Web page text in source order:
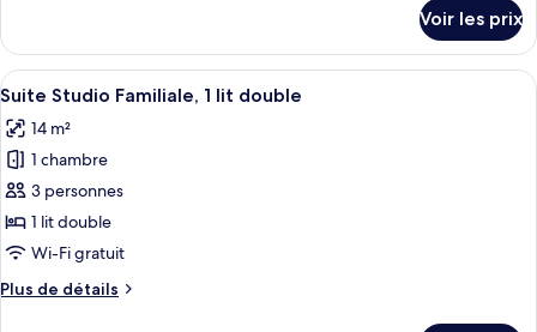
Luxe,
vue
fleuve
le
type
de
Chambre
Double
Luxe,
vue
fleuve
Voir les prix
Afficher
toutes
les
photos
pour
ce
type
chambre :
Suite Studio Familiale, 1 lit double |
18
Suite Studio Familiale, 1 lit double
14 m²
1 chambre
3 personnes
1 lit double
Wi-Fi gratuit
Plus de détails
Plus